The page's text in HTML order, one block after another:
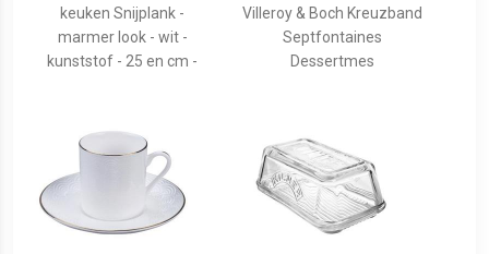
keuken Snijplank -
marmer look - wit -
kunststof - 25 en cm -
Villeroy & Boch Kreuzband
Septfontaines
Dessertmes